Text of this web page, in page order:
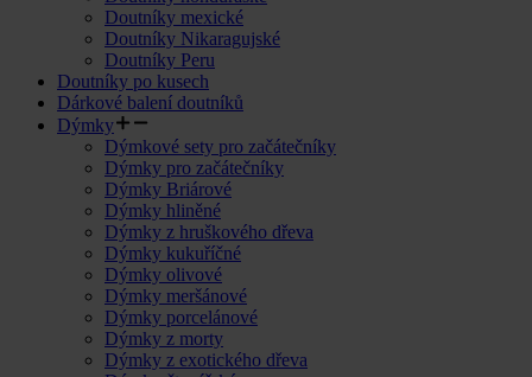
Doutníky mexické
Doutníky Nikaragujské
Doutníky Peru
Doutníky po kusech
Dárkové balení doutníků
Dýmky
Dýmkové sety pro začátečníky
Dýmky pro začátečníky
Dýmky Briárové
Dýmky hliněné
Dýmky z hruškového dřeva
Dýmky kukuříčné
Dýmky olivové
Dýmky meršánové
Dýmky porcelánové
Dýmky z morty
Dýmky z exotického dřeva